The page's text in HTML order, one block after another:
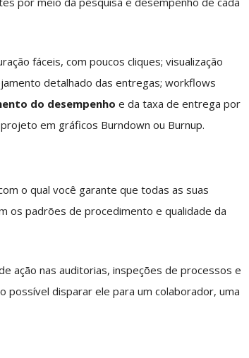
fáceis, com poucos cliques; visualização
detalhado das entregas; workflows
do desempenho e da taxa de entrega por
em gráficos Burndown ou Burnup.
o qual você garante que todas as suas
os padrões de procedimento e qualidade da
ação nas auditorias, inspeções de processos e
possível disparar ele para um colaborador, uma